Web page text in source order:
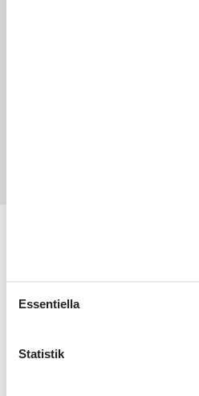
Kul för barn
Non smoking
WiFi
Biljard
Essentiella
Statistik